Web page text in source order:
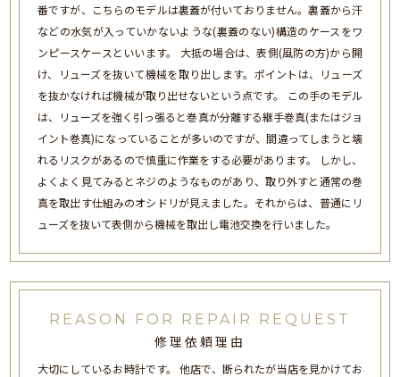
番ですが、こちらのモデルは裏蓋が付いておりません。裏蓋から汗
などの水気が入っていかないような(裏蓋のない)構造のケースをワ
ンピースケースといいます。 大抵の場合は、表側(風防の方)から開
け、リューズを抜いて機械を取り出します。ポイントは、リューズ
を抜かなければ機械が取り出せないという点です。 この手のモデル
は、リューズを強く引っ張ると巻真が分離する継手巻真(またはジョ
イント巻真)になっていることが多いのですが、間違ってしまうと壊
れるリスクがあるので慎重に作業をする必要があります。 しかし、
よくよく見てみるとネジのようなものがあり、取り外すと通常の巻
真を取出す仕組みのオシドリが見えました。それからは、普通にリ
ューズを抜いて表側から機械を取出し電池交換を行いました。
REASON FOR REPAIR REQUEST
修理依頼理由
大切にしているお時計です。 他店で、断られたが当店を見かけてお